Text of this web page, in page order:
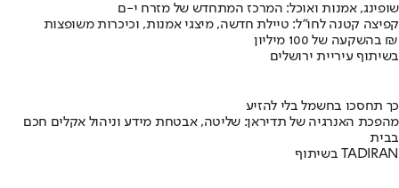
שופינג, אמנות ואוכל: המרכז המתחדש של מזרח י-ם
קפיצה קטנה לחו"ל: טיילת חדשה, מיצגי אמנות, וכיכרות משופצות
בהשקעה של 100 מיליון ₪
בשיתוף עיריית ירושלים
כך תחסכו בחשמל בלי להזיע
מהפכת האנרגיה של תדיראן: שליטה, אבטחת מידע וניהול אקלים חכם
בבית
בשיתוף TADIRAN